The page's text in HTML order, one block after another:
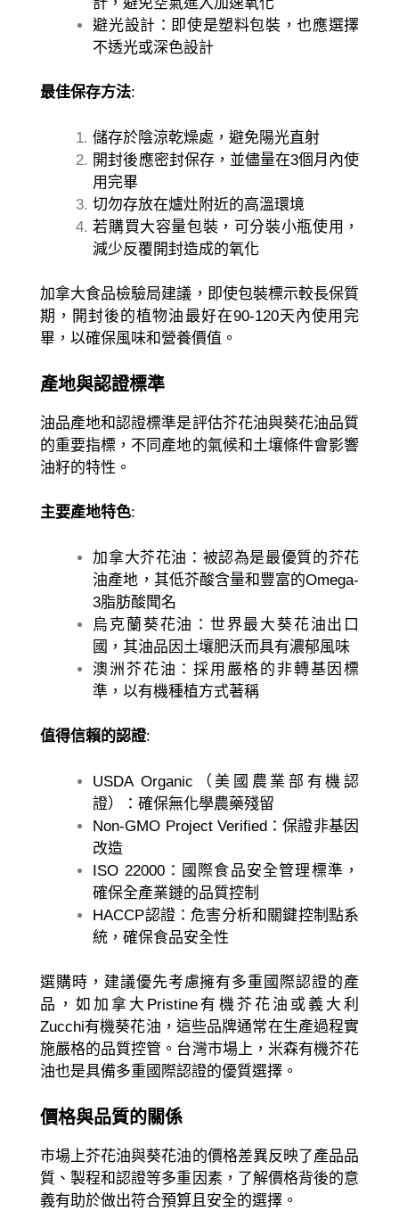
避光設計：即使是塑料包裝，也應選擇
不透光或深色設計
最佳保存方法:
儲存於陰涼乾燥處，避免陽光直射
開封後應密封保存，並儘量在3個月內使
用完畢
切勿存放在爐灶附近的高溫環境
若購買大容量包裝，可分裝小瓶使用，
減少反覆開封造成的氧化
加拿大食品檢驗局建議，即使包裝標示較長保質
期，開封後的植物油最好在90-120天內使用完
畢，以確保風味和營養價值。
產地與認證標準
油品產地和認證標準是評估芥花油與葵花油品質
的重要指標，不同產地的氣候和土壤條件會影響
油籽的特性。
主要產地特色:
加拿大芥花油：被認為是最優質的芥花
油產地，其低芥酸含量和豐富的Omega-
3脂肪酸聞名
烏克蘭葵花油：世界最大葵花油出口
國，其油品因土壤肥沃而具有濃郁風味
澳洲芥花油：採用嚴格的非轉基因標
準，以有機種植方式著稱
值得信賴的認證:
USDA Organic（美國農業部有機認
證）：確保無化學農藥殘留
Non-GMO Project Verified：保證非基因
改造
ISO 22000：國際食品安全管理標準，
確保全產業鏈的品質控制
HACCP認證：危害分析和關鍵控制點系
統，確保食品安全性
選購時，建議優先考慮擁有多重國際認證的產
品，如加拿大Pristine有機芥花油 或 義大利
Zucchi有機葵花油 ，這些品牌通常在生產過程實
施嚴格的品質控管。台灣市場上， 米森有機芥花
油也是具備多重國際認證的優質選擇。
價格與品質的關係
市場上芥花油與葵花油的價格差異反映了產品品
質、製程和認證等多重因素，了解價格背後的意
義有助於做出符合預算且安全的選擇。